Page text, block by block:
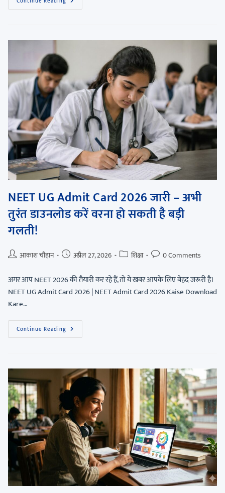
NEET UG Admit Card 2026 जारी – अभी
तुरंत डाउनलोड करें वरना हो सकती है बड़ी
गलती!
आकाश चौहान अप्रैल 27, 2026 शिक्षा 0 Comments
अगर आप NEET 2026 की तैयारी कर रहे हैं, तो ये खबर आपके लिए बेहद जरूरी है।
NEET UG Admit Card 2026 | NEET Admit Card 2026 Kaise Download
Kare…
Continue Reading